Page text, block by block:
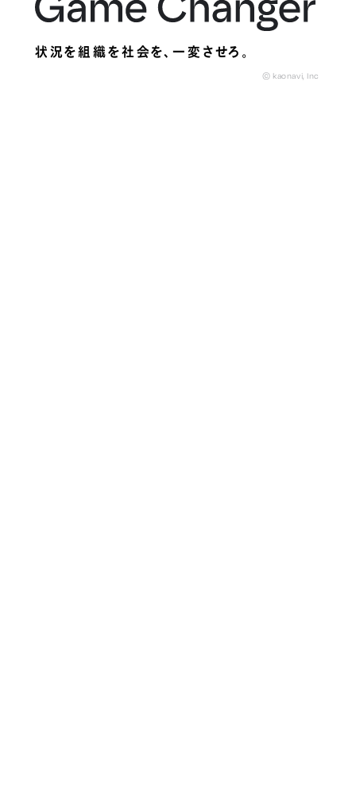
状況を組織を社会を、一変させろ。
© kaonavi, Inc